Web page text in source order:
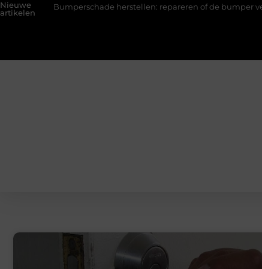
Nieuwe
artikelen
Bumperschade herstellen: repareren of de bumper vervangen?